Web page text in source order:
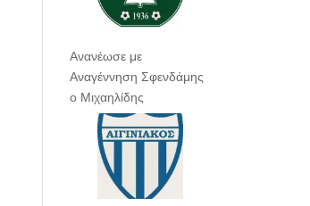
Ανανέωσε με
Αναγέννηση Σφενδάμης
ο Μιχαηλίδης